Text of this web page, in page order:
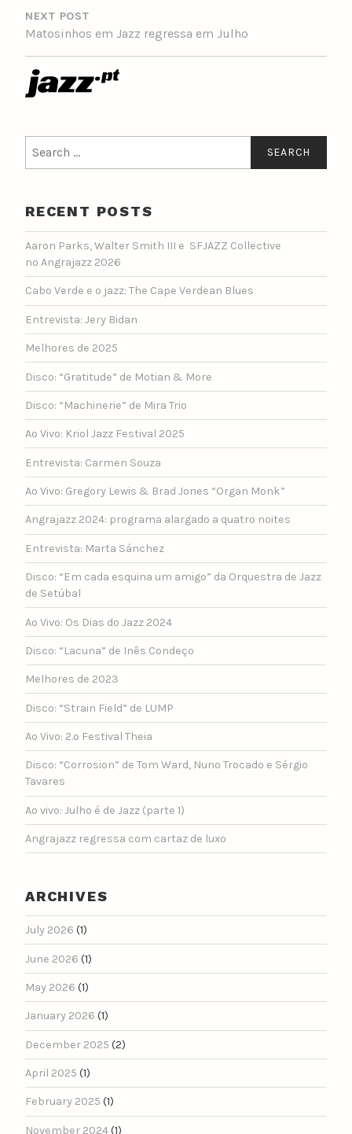
NEXT POST
Matosinhos em Jazz regressa em Julho
for:
RECENT POSTS
Aaron Parks, Walter Smith III e SFJAZZ Collective
no Angrajazz 2026
Cabo Verde e o jazz: The Cape Verdean Blues
Entrevista: Jery Bidan
Melhores de 2025
Disco: “Gratitude” de Motian & More
Disco: “Machinerie” de Mira Trio
Ao Vivo: Kriol Jazz Festival 2025
Entrevista: Carmen Souza
Ao Vivo: Gregory Lewis & Brad Jones “Organ Monk”
Angrajazz 2024: programa alargado a quatro noites
Entrevista: Marta Sánchez
Disco: “Em cada esquina um amigo” da Orquestra de Jazz
de Setúbal
Ao Vivo: Os Dias do Jazz 2024
Disco: “Lacuna” de Inês Condeço
Melhores de 2023
Disco: “Strain Field” de LUMP
Ao Vivo: 2.º Festival Theia
Disco: “Corrosion” de Tom Ward, Nuno Trocado e Sérgio
Tavares
Ao vivo: Julho é de Jazz (parte 1)
Angrajazz regressa com cartaz de luxo
ARCHIVES
July 2026 (1)
June 2026 (1)
May 2026 (1)
January 2026 (1)
December 2025 (2)
April 2025 (1)
February 2025 (1)
November 2024(1)